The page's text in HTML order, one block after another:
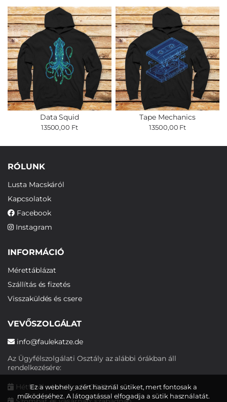
Data Squid
13500,00 Ft
Tape Mechanics
13500,00 Ft
RÓLUNK
Lusta Macskáról
Kapcsolatok
Facebook
Instagram
INFORMÁCIÓ
Mérettáblázat
Szállítás és fizetés
Visszaküldés és csere
VEVŐSZOLGÁLAT
info@faulekatze.de
Az Ügyfélszolgálati Osztály az alábbi órákban áll
rendelkezésére:
Hétfőtől péntekig: 10:00-19:00
Ez a webhely azért használ sütiket, mert fontosak a
működéséhez. A látogatással elfogadja a sütik használatát.